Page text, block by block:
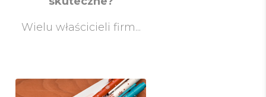
Wielu właścicieli firm...